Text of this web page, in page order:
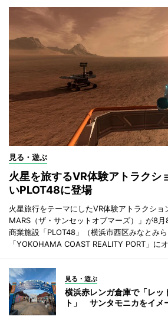
見る・遊ぶ
火星を旅するVR体験アトラク
いPLOT48に登場
火星旅行をテーマにしたVR体験アトラクショ
MARS（ザ・サンセットオブマーズ）」が8
商業施設「PLOT48」（横浜市西区みなとみ
「YOKOHAMA COAST REALITY PORT」に
見る・遊ぶ
横浜赤レンガ倉庫で「レッ
ト」 サンタモニカをイ